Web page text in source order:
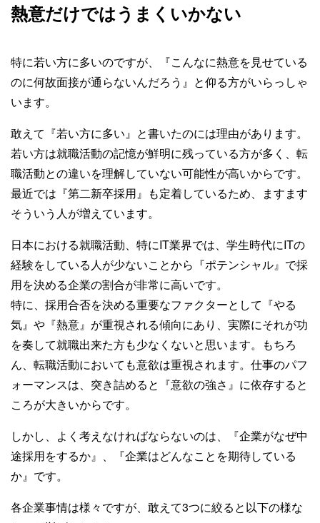
熱意だけではうまくいかない
特に若い方に多いのですが、『こんなに熱意を見せている
のに何故面接が通らないんだろう』と仰る方がいらっしゃ
います。
敢えて『若い方に多い』と書いたのには理由があります。
若い方は就職活動の記憶が鮮明に残っている方が多く、転
職活動との違いを理解していない可能性が高いからです。
最近では『第二新卒採用』も定着しているため、ますます
そういう人が増えています。
日本における就職活動、特にIT業界では、学生時代にITの
経験をしている人が少ないことから『ポテンシャル』で採
用を決める企業の割合が非常に高いです。
特に、採用合否を決める重要なファクターとして『やる
気』や『熱意』が重視される傾向にあり、実際にそれが功
を奏して就職出来た方も少なくないと思います。もちろ
ん、転職活動においても意欲は重視されます。仕事のパフ
ォーマンスは、突き詰めると『意欲の強さ』に依存すると
ころが大きいからです。
しかし、よく考えなければならないのは、『企業がなぜ中
途採用をするか』、『企業はどんなことを期待している
か』です。
各企業事情は様々ですが、敢えて3つに絞ると以下の様な